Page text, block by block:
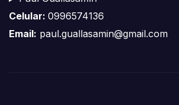
Celular: 0996574136
Email: paul.guallasamin@gmail.com